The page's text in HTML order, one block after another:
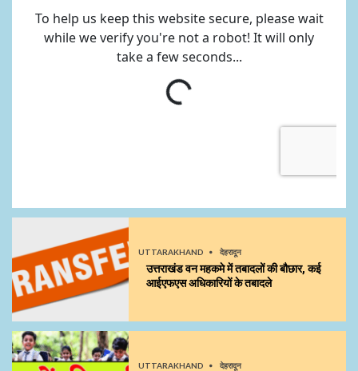
UTTARAKHAND देहरादून
उत्तराखंड वन महकमे में तबादलों की बौछार, कई
आईएफएस अधिकारियों के तबादले
UTTARAKHAND देहरादून